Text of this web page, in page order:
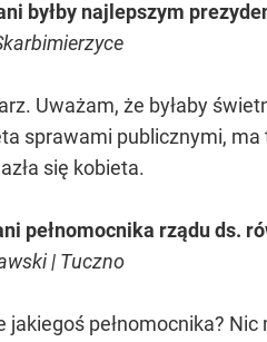
byłby najlepszym
Uważam, że byłaby
sprawami publicznymi,
się kobieta.
pełnomocnika rządu ds.
| Tuczno
jakiegoś pełnomocnika?